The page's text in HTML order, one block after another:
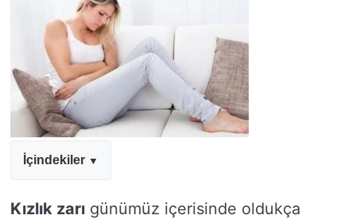
İçindekiler
Kızlık zarı günümüz içerisinde oldukça